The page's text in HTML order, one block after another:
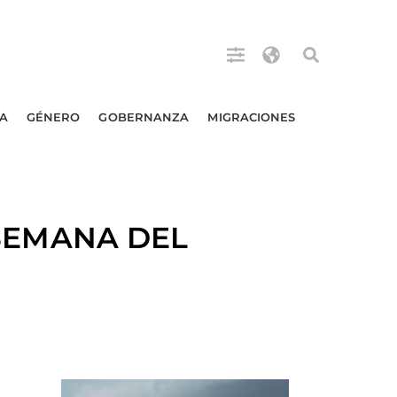
GÉNERO GOBERNANZA MIGRACIONES
DEL